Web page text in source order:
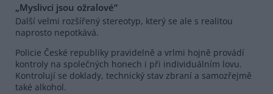
„Myslivci jsou ožralové“
Další velmi rozšířený stereotyp, který se ale s realitou
naprosto nepotkává.
Policie České republiky pravidelně a vrlmi hojně provádí
kontroly na společných honech i při individuálním lovu.
Kontrolují se doklady, technický stav zbraní a samozřejmě
také alkohol.